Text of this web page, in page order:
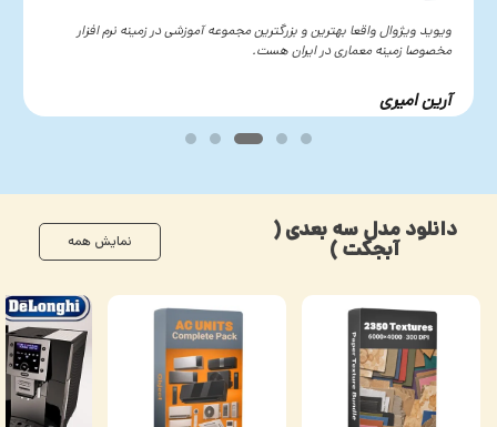
ویوید ویژوال واقعا بهترین و بزرگترین مجموعه آموزشی در زمینه نرم افزار
مخصوصا زمینه معماری در ایران هست.
آرین امیری
دانلود مدل سه بعدی (
آبجکت ) نمایش همه